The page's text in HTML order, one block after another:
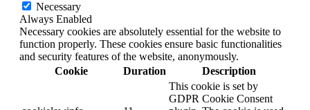
Necessary
Always Enabled
Necessary cookies are absolutely essential for the website to
function properly. These cookies ensure basic functionalities
and security features of the website, anonymously.
Cookie
Duration Description
This cookie is set by
GDPR Cookie Consent